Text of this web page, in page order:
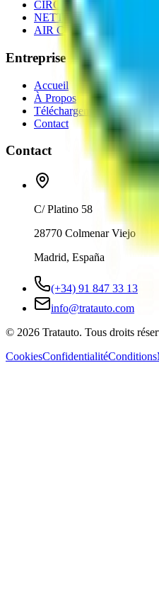
CIRCUIT DE
NETTOYAGE ET
AIR CONDITIONNÉ
Entreprise
Accueil
À Propos
Téléchargements
Contact
Contact
C/ Platino 58
28770 Colmenar Viejo
Madrid, España
(+34) 91 847 33 13
info@tratauto.com
© 2026 Tratauto. Tous droits
CookiesConfidentialitéConditions